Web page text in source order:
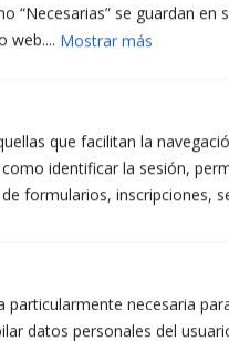
“Necesarias” se guardan
web.... Mostrar más
que facilitan la
identificar la sesión,
formularios, inscripciones,
particularmente necesaria
datos personales del
consentiment en qualsevol moment, així
i la resta de drets a info@atzera.net.
l’enllaç d’Avís Legal.